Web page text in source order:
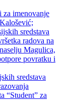
za imenovanje
sredstava
radova na
Magulica,
povratku i
sredstava
“Student” za